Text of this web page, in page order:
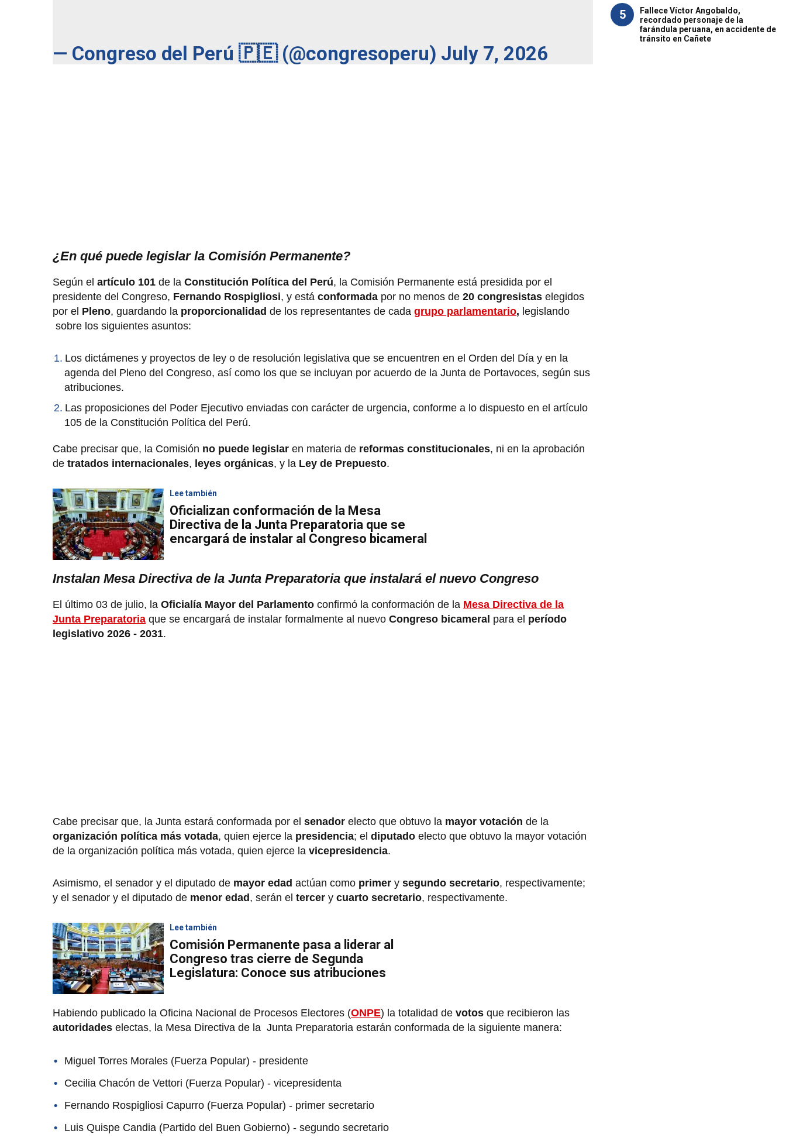
— Congreso del Perú 🇵🇪 (@congresoperu) July 7, 2026
¿En qué puede legislar la Comisión Permanente?
Según el artículo 101 de la Constitución Política del Perú, la Comisión Permanente está presidida por el
presidente del Congreso, Fernando Rospigliosi, y está conformada por no menos de 20 congresistas elegidos
por el Pleno, guardando la proporcionalidad de los representantes de cada grupo parlamentario, legislando
sobre los siguientes asuntos:
Los dictámenes y proyectos de ley o de resolución legislativa que se encuentren en el Orden del Día y en la
agenda del Pleno del Congreso, así como los que se incluyan por acuerdo de la Junta de Portavoces, según sus
atribuciones.
Las proposiciones del Poder Ejecutivo enviadas con carácter de urgencia, conforme a lo dispuesto en el artículo
105 de la Constitución Política del Perú.
Cabe precisar que, la Comisión no puede legislar en materia de reformas constitucionales, ni en la aprobación
de tratados internacionales, leyes orgánicas, y la Ley de Prepuesto.
Lee también
Oficializan conformación de la Mesa
Directiva de la Junta Preparatoria que se
encargará de instalar al Congreso bicameral
Instalan Mesa Directiva de la Junta Preparatoria que instalará el nuevo Congreso
El último 03 de julio, la Oficialía Mayor del Parlamento confirmó la conformación de la Mesa Directiva de la
Junta Preparatoria que se encargará de instalar formalmente al nuevo Congreso bicameral para el período
legislativo 2026 - 2031.
Cabe precisar que, la Junta estará conformada por el senador electo que obtuvo la mayor votación de la
organización política más votada, quien ejerce la presidencia; el diputado electo que obtuvo la mayor votación
de la organización política más votada, quien ejerce la vicepresidencia.
Asimismo, el senador y el diputado de mayor edad actúan como primer y segundo secretario, respectivamente;
y el senador y el diputado de menor edad, serán el tercer y cuarto secretario, respectivamente.
Lee también
Comisión Permanente pasa a liderar al
Congreso tras cierre de Segunda
Legislatura: Conoce sus atribuciones
Habiendo publicado la Oficina Nacional de Procesos Electores (ONPE) la totalidad de votos que recibieron las
autoridades electas, la Mesa Directiva de la Junta Preparatoria estarán conformada de la siguiente manera:
Miguel Torres Morales (Fuerza Popular) - presidente
Cecilia Chacón de Vettori (Fuerza Popular) - vicepresidenta
Fernando Rospigliosi Capurro (Fuerza Popular) - primer secretario
Luis Quispe Candia (Partido del Buen Gobierno) - segundo secretario
5
Fallece Víctor Angobaldo,
recordado personaje de la
farándula peruana, en accidente de
tránsito en Cañete